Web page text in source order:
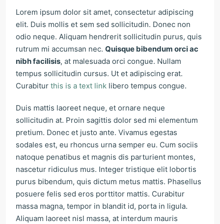
Lorem ipsum dolor sit amet, consectetur adipiscing
elit. Duis mollis et sem sed sollicitudin. Donec non
odio neque. Aliquam hendrerit sollicitudin purus, quis
rutrum mi accumsan nec. Quisque bibendum orci ac
nibh facilisis, at malesuada orci congue. Nullam
tempus sollicitudin cursus. Ut et adipiscing erat.
Curabitur this is a text link libero tempus congue.
Duis mattis laoreet neque, et ornare neque
sollicitudin at. Proin sagittis dolor sed mi elementum
pretium. Donec et justo ante. Vivamus egestas
sodales est, eu rhoncus urna semper eu. Cum sociis
natoque penatibus et magnis dis parturient montes,
nascetur ridiculus mus. Integer tristique elit lobortis
purus bibendum, quis dictum metus mattis. Phasellus
posuere felis sed eros porttitor mattis. Curabitur
massa magna, tempor in blandit id, porta in ligula.
Aliquam laoreet nisl massa, at interdum mauris